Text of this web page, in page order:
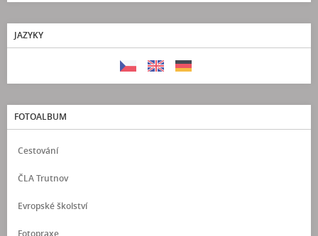
JAZYKY
FOTOALBUM
Cestování
ČLA Trutnov
Evropské školství